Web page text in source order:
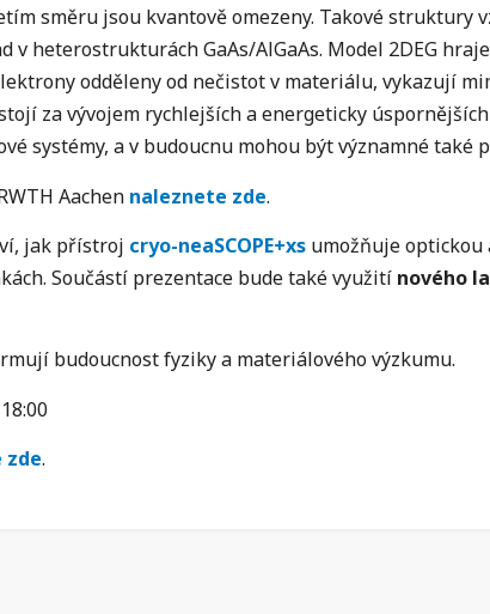
směru jsou kvantově omezeny. Takové struktury
v heterostrukturách GaAs/AlGaAs. Model 2DEG
odděleny od nečistot v materiálu, vykazují
za vývojem rychlejších a energeticky
systémy, a v budoucnu mohou být významné také
Aachen naleznete zde.
jak přístroj cryo-neaSCOPE+xs umožňuje
Součástí prezentace bude také využití nového
budoucnost fyziky a materiálového výzkumu.
zde.